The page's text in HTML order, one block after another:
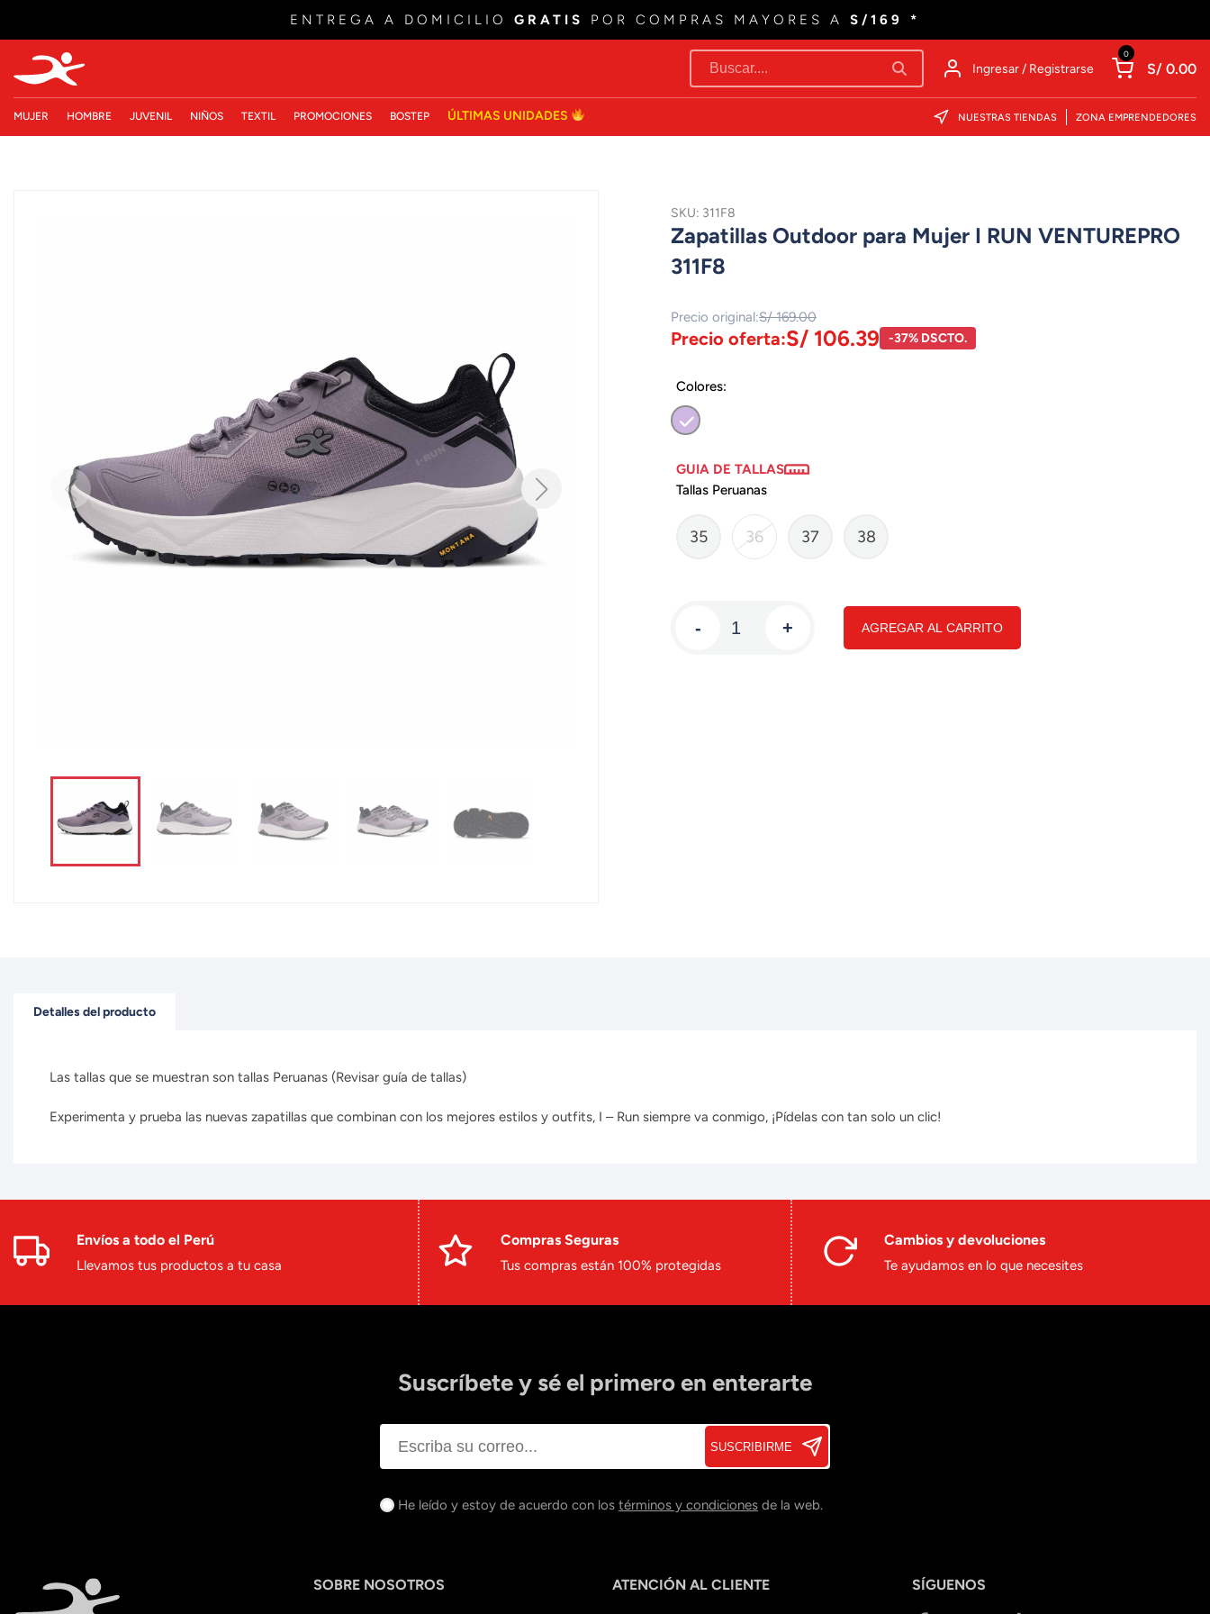
ENTREGA A DOMICILIO GRATIS POR COMPRAS MAYORES A S/169 *
Ingresar / Registrarse
0
S/ 0.00
MUJER HOMBRE JUVENIL NIÑOS TEXTIL PROMOCIONES BOSTEP ÚLTIMAS UNIDADES NUESTRAS TIENDAS ZONA EMPRENDEDORES
SKU: 311F8
Zapatillas Outdoor para Mujer I RUN VENTUREPRO
311F8
Precio original:S/ 169.00
Precio oferta:S/ 106.39 -37% DSCTO.
Colores:
GUIA DE TALLAS
Tallas Peruanas
35 36 37 38
- + AGREGAR AL CARRITO
Detalles del producto
Las tallas que se muestran son tallas Peruanas (Revisar guía de tallas)
Experimenta y prueba las nuevas zapatillas que combinan con los mejores estilos y outfits, I – Run siempre va conmigo, ¡Pídelas con tan solo un clic!
Envíos a todo el Perú
Llevamos tus productos a tu casa
Compras Seguras
Tus compras están 100% protegidas
Cambios y devoluciones
Te ayudamos en lo que necesites
Suscríbete y sé el primero en enterarte
SUSCRIBIRME
He leído y estoy de acuerdo con los términos y condiciones de la web.
SOBRE NOSOTROS ATENCIÓN AL CLIENTE SÍGUENOS